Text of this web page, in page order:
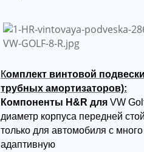
Комплект винтовой
трубных амортизаторов):
Компоненты H&R для VW
диаметр корпуса передней
только для автомобиля с
адаптивную